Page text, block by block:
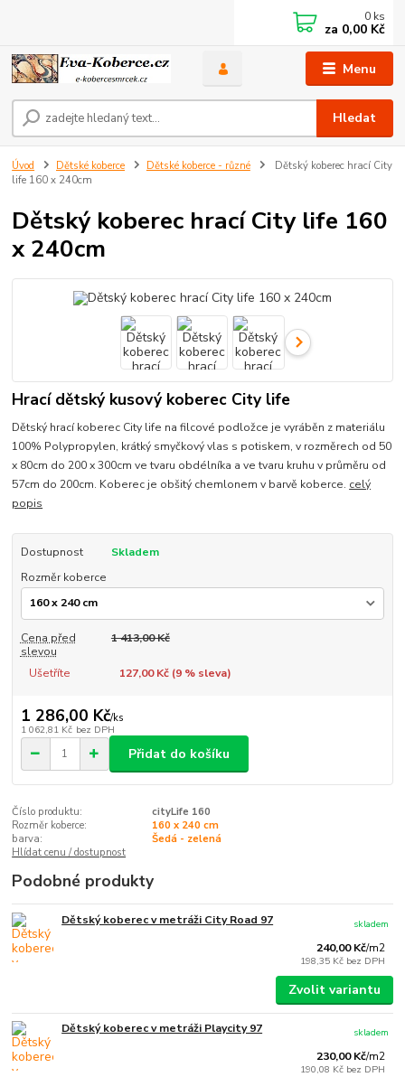
Menu
Hledat
0 ks
za 0,00 Kč
Úvod Dětské koberce Dětské koberce - různé
Dětský koberec hrací City
life 160 x 240cm
Dětský koberec hrací City life 160
x 240cm
Hrací dětský kusový koberec City life
Dětský hrací koberec City life na filcové podložce je vyráběn z materiálu
100% Polypropylen, krátký smyčkový vlas s potiskem, v rozměrech od 50
x 80cm do 200 x 300cm ve tvaru obdélníka a ve tvaru kruhu v průměru od
57cm do 200cm. Koberec je obšitý chemlonem v barvě koberce. celý
popis
Dostupnost
Skladem
Rozměr koberce
Cena před
slevou
1 413,00 Kč
Ušetříte 127,00 Kč (9% sleva)
1 286,00 Kč/ks
1 062,81 Kč bez DPH
Přidat do košíku
Číslo produktu:
cityLife 160
Rozměr koberce:
160 x 240 cm
barva:
Šedá - zelená
Hlídat cenu / dostupnost
Podobné produkty
Dětský koberec v metráži City Road 97
240,00 Kč/m2
198,35 Kč bez DPH
skladem
Zvolit variantu
Dětský koberec v metráži Playcity 97
230,00 Kč/m2
190,08 Kč bez DPH
skladem